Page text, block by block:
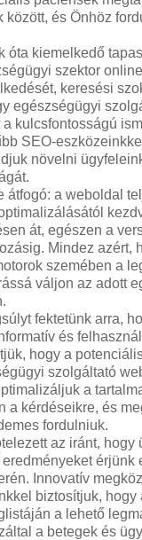
között, és Önhöz
óta kiemelkedő
szektor
keresési
egészségügyi
kulcsfontosságú
SEO-
növelni
átfogó: a weboldal
át, egészen a
Mindez azért,
szemében a
váljon az adott
fektetünk arra,
és
hogy a
szolgáltató
a
a kérdéseikre, és
fordulniuk.
az iránt, hogy
érjünk
Innovatív
biztosítjuk, hogy
a lehető
a betegek és